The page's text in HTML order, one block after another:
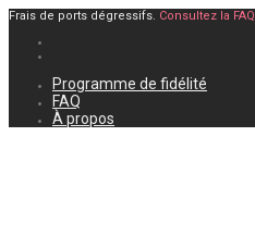
Frais de ports dégressifs. Consultez la FAQ
Programme de fidélité
FAQ
À propos